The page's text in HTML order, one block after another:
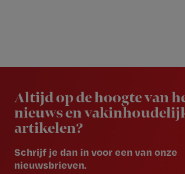
Altijd op de hoogte van
nieuws en
artikelen?
Schrijf je dan in voor een van onze
nieuwsbrieven.